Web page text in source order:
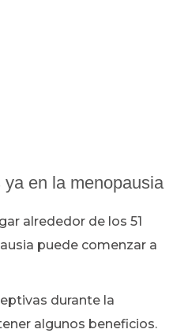
en la menopausia
alrededor de los 51
puede comenzar a
durante la
algunos beneficios.